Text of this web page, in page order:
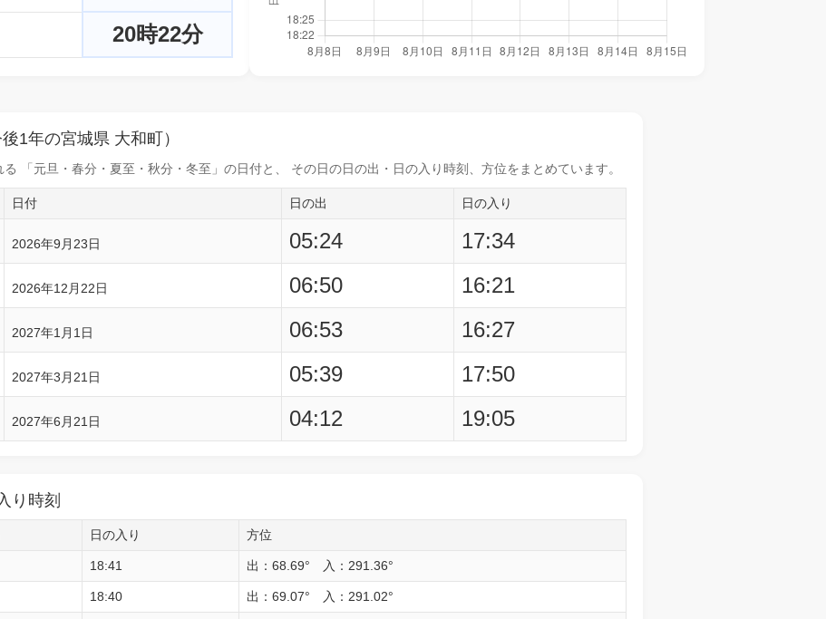
20時22分
1年の宮城県 大和町）
る 「元旦・春分・夏至・秋分・冬至」の日付と、 その日の日の出・日の入り時刻 、方位をまとめています。
日付 日の出 日の入り
2026年9月23日 05:24
17:34
2026年12月22日 06:50
16:21
2027年1月1日 06:53
16:27
2027年3月21日 05:39
17:50
2027年6月21日 04:12 19:05
り時刻
日の入り 方位
18:41 出：68.69° 入：291.36°
18:40 出：69.07° 入：291.02°